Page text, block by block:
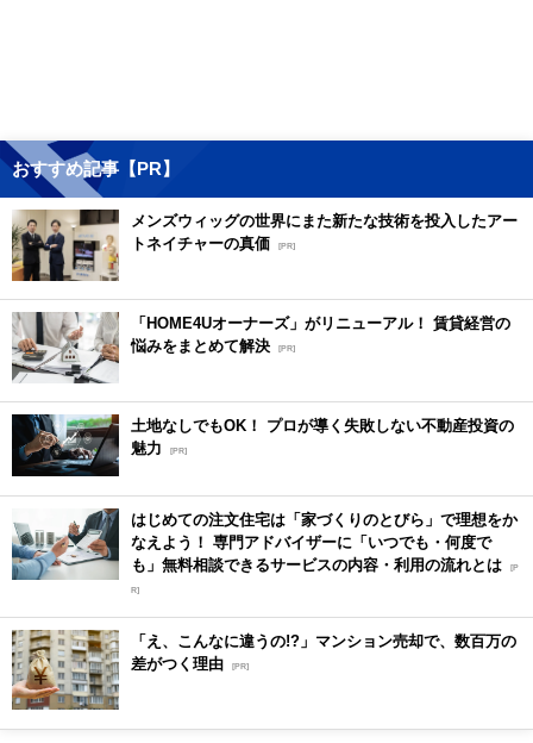
おすすめ記事【PR】
メンズウィッグの世界にまた新たな技術を投入したアー
トネイチャーの真価 [PR]
「HOME4Uオーナーズ」がリニューアル！ 賃貸経営の
悩みをまとめて解決 [PR]
土地なしでもOK！ プロが導く失敗しない不動産投資の
魅力
[PR]
はじめての注文住宅は「家づくりのとびら」で理想をか
なえよう！ 専門アドバイザーに「いつでも・何度で
も」無料相談できるサービスの内容・利用の流れとは [P
R]
「え、こんなに違うの!?」マンション売却で、数百万の
差がつく理由 [PR]